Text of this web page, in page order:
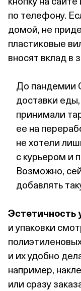
по телефону.
домой, не
пластиковые
вносят вклад в
До пандемии
доставки
принимали
ее на
не хотели
с курьером и
Возможно,
добавлять
Эстетичность
и упаковки
и их удобно
например,
или сразу